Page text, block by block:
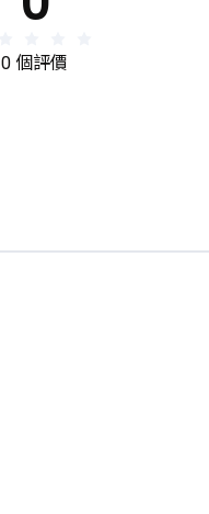
0 個評價